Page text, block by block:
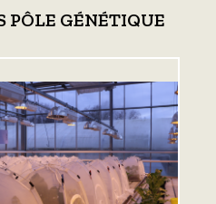
PÔLE GÉNÉTIQUE